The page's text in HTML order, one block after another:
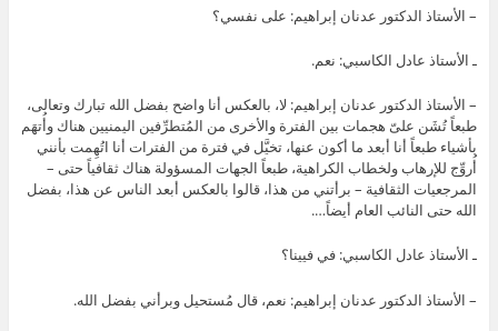
– الأستاذ الدكتور عدنان إبراهيم: على نفسي؟
ـ الأستاذ عادل الكاسبي: نعم.
– الأستاذ الدكتور عدنان إبراهيم: لا، بالعكس أنا واضح بفضل الله تبارك وتعالى،
طبعاً تُشَن علىّ هجمات بين الفترة والأخرى من المُتطرِّفين اليمنيين هناك وأُتهَم
بأشياء طبعاً أنا أبعد ما أكون عنها، تخيَّل في فترة من الفترات أنا اتُهِمت بأنني
أُروِّج للإرهاب ولخطاب الكراهية، طبعاً الجهات المسؤولة هناك ثقافياً حتى –
المرجعيات الثقافية – برأتني من هذا، قالوا بالعكس أبعد الناس عن هذا، بفضل
الله حتى النائب العام أيضاً….
ـ الأستاذ عادل الكاسبي: في فيينا؟
– الأستاذ الدكتور عدنان إبراهيم: نعم، قال مُستحيل وبرأني بفضل الله.